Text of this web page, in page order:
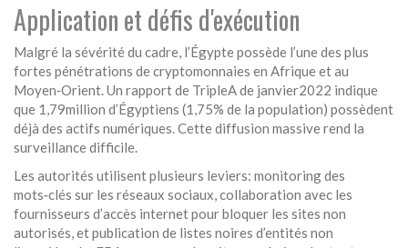
Application et défis d'exécution
Malgré la sévérité du cadre, l’Égypte possède l’une des plus
fortes pénétrations de cryptomonnaies en Afrique et au
Moyen‑Orient. Un rapport de TripleA de janvier2022 indique
que 1,79million d’Égyptiens (1,75% de la population) possèdent
déjà des actifs numériques. Cette diffusion massive rend la
surveillance difficile.
Les autorités utilisent plusieurs leviers: monitoring des
mots‑clés sur les réseaux sociaux, collaboration avec les
fournisseurs d’accès internet pour bloquer les sites non
autorisés, et publication de listes noires d’entités non